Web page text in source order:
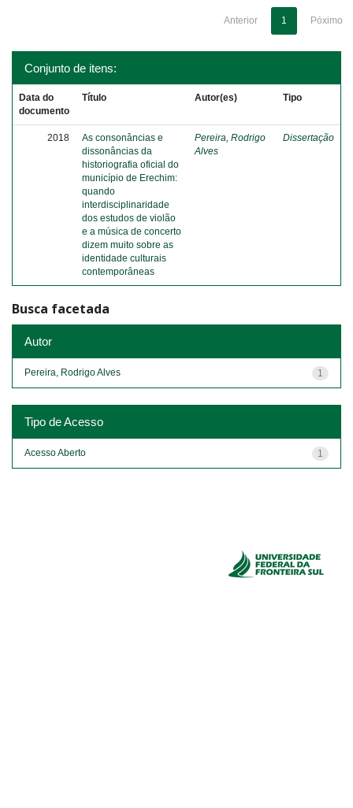
Anterior 1 Póximo
Conjunto de itens:
Data do
documento
Título Autor(es) Tipo
2018
As consonâncias e
dissonâncias da
historiografia oficial do
município de Erechim:
quando
interdisciplinaridade
dos estudos de violão
e a música de concerto
dizem muito sobre as
identidade culturais
contemporâneas
Pereira, Rodrigo
Alves
Dissertação
Busca facetada
Autor
1
Pereira, Rodrigo Alves
Tipo de Acesso
1
Acesso Aberto